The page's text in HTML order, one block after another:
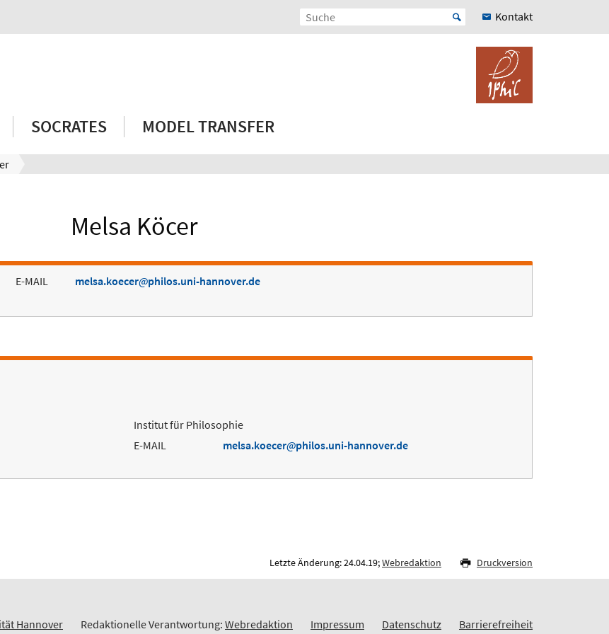
Kontakt
SOCRATES MODEL TRANSFER
Melsa Köcer
E-MAIL melsa.koecer philos.uni-hannover.de
Institut für Philosophie
E-MAIL
melsa.koecer philos.uni-hannover.de
Letzte Änderung: 24.04.19;Webredaktion Druckversion
Hannover Redaktionelle Verantwortung: Webredaktion Impressum Datenschutz Barrierefreiheit